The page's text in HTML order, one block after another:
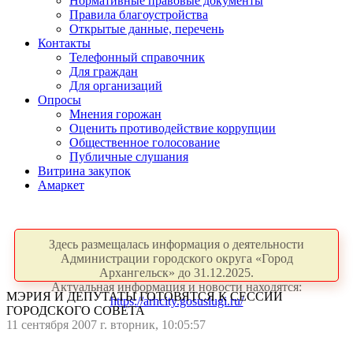
Правила благоустройства
Открытые данные, перечень
Контакты
Телефонный справочник
Для граждан
Для организаций
Опросы
Мнения горожан
Оценить противодействие коррупции
Общественное голосование
Публичные слушания
Витрина закупок
Амаркет
Здесь размещалась информация о деятельности
Администрации городского округа «Город
Архангельск» до 31.12.2025.
Актуальная информация и новости находятся:
https://arhcity.gosuslugi.ru/
МЭРИЯ И ДЕПУТАТЫ ГОТОВЯТСЯ К СЕССИИ
ГОРОДСКОГО СОВЕТА
11 сентября 2007 г. вторник, 10:05:57